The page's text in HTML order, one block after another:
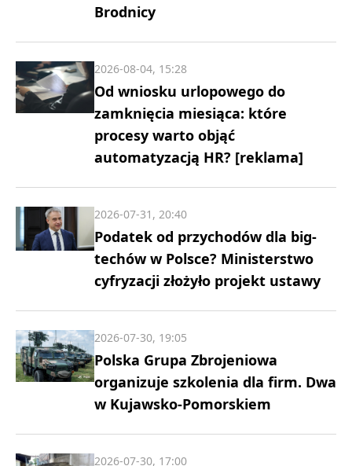
Brodnicy
Od wniosku urlopowego do
zamknięcia miesiąca: które
procesy warto objąć
automatyzacją HR? [reklama]
2026-08-04, 15:28
Podatek od przychodów dla big-
techów w Polsce? Ministerstwo
cyfryzacji złożyło projekt ustawy
2026-07-31, 20:40
Polska Grupa Zbrojeniowa
organizuje szkolenia dla firm. Dwa
w Kujawsko-Pomorskiem
2026-07-30, 19:05
2026-07-30, 17:00